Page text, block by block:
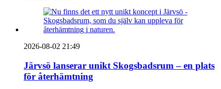
2026-08-02 21:49
Järvsö lanserar unikt Skogsbadsrum – en plats
för återhämtning